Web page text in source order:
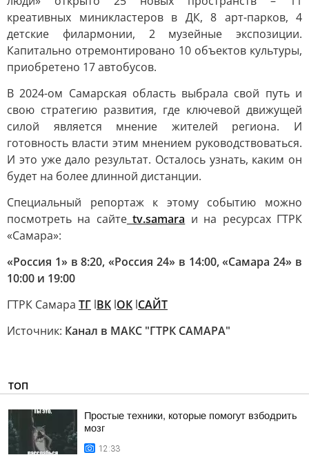
креативных миникластеров в ДК, 8 арт-парков, 4
детские филармонии, 2 музейные экспозиции.
Капитально отремонтировано 10 объектов культуры,
приобретено 17 автобусов.
В 2024-ом Самарская область выбрала свой путь и
свою стратегию развития, где ключевой движущей
силой является мнение жителей региона. И
готовность власти этим мнением руководствоваться.
И это уже дало результат. Осталось узнать, каким он
будет на более длинной дистанции.
Специальный репортаж к этому событию можно
посмотреть на сайтеtv.samara и на ресурсах ГТРК
«Самара»:
«Россия 1» в 8:20, «Россия 24» в 14:00, «Самара 24» в
10:00 и 19:00
ГТРК Самара ТГ lВК lОК lСАЙТ
Источник: Канал в МАКС "ГТРК САМАРА"
ТОП
Простые техники, которые помогут взбодрить
мозг
12:33